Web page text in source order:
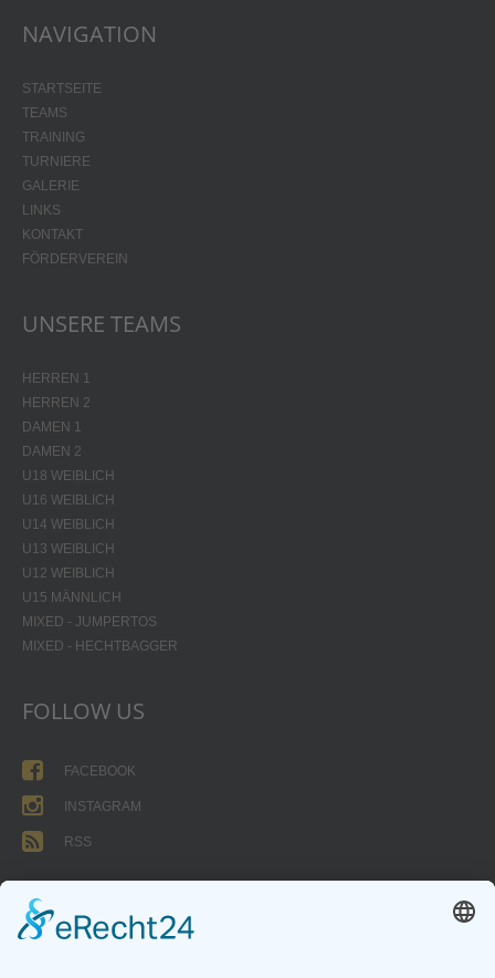
NAVIGATION
STARTSEITE
TEAMS
TRAINING
TURNIERE
GALERIE
LINKS
KONTAKT
FÖRDERVEREIN
UNSERE TEAMS
HERREN 1
HERREN 2
DAMEN 1
DAMEN 2
U18 WEIBLICH
U16 WEIBLICH
U14 WEIBLICH
U13 WEIBLICH
U12 WEIBLICH
U15 MÄNNLICH
MIXED - JUMPERTOS
MIXED - HECHTBAGGER
FOLLOW US
FACEBOOK
INSTAGRAM
RSS
FORMULARE